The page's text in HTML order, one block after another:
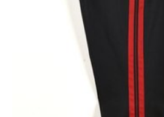
Officier (54)
Nederland (267)